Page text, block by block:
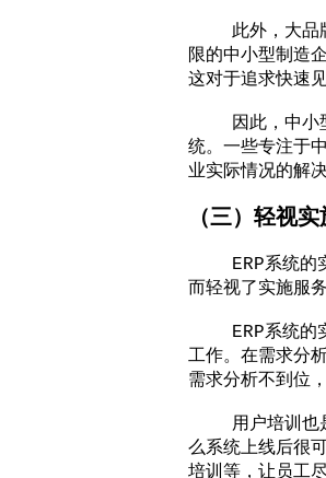
此外，大品牌
限的中小型制造
这对于追求快速
因此，中小型
统。一些专注于
业实际情况的解
（三）轻视
ERP系统的实
而轻视了实施服
ERP系统的实
工作。在需求分
需求分析不到位
用户培训也是
么系统上线后很
培训等，让员工